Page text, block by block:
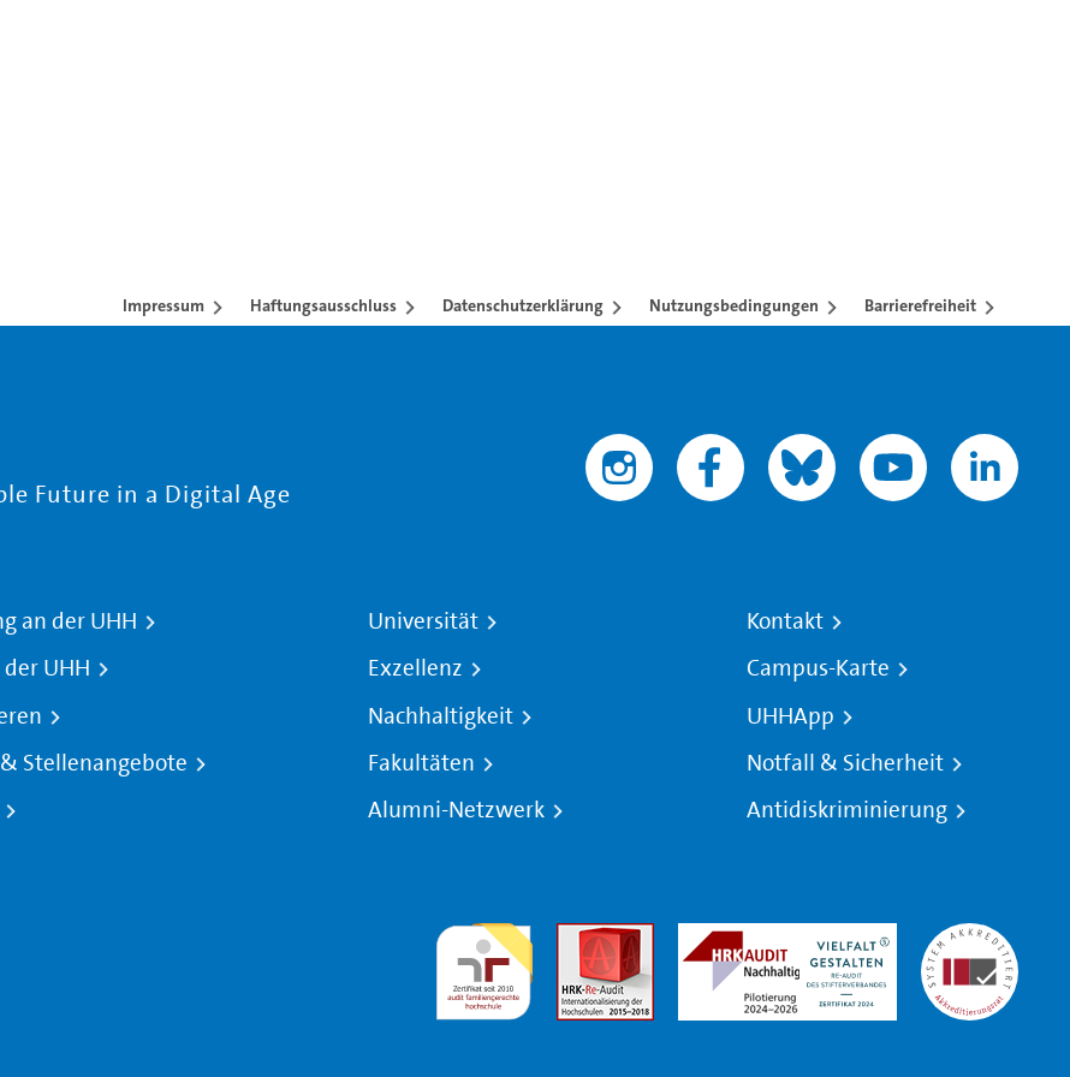
Impressum Haftungsausschluss Datenschutzerklärung Nutzungsbedingungen Barrierefreiheit
Future in a Digital Age
an der UHH
UHH
Stellenangebote
Universität
Exzellenz
Nachhaltigkeit
Fakultäten
Alumni-Netzwerk
Kontakt
Campus-Karte
UHHApp
Notfall & Sicherheit
Antidiskriminierung